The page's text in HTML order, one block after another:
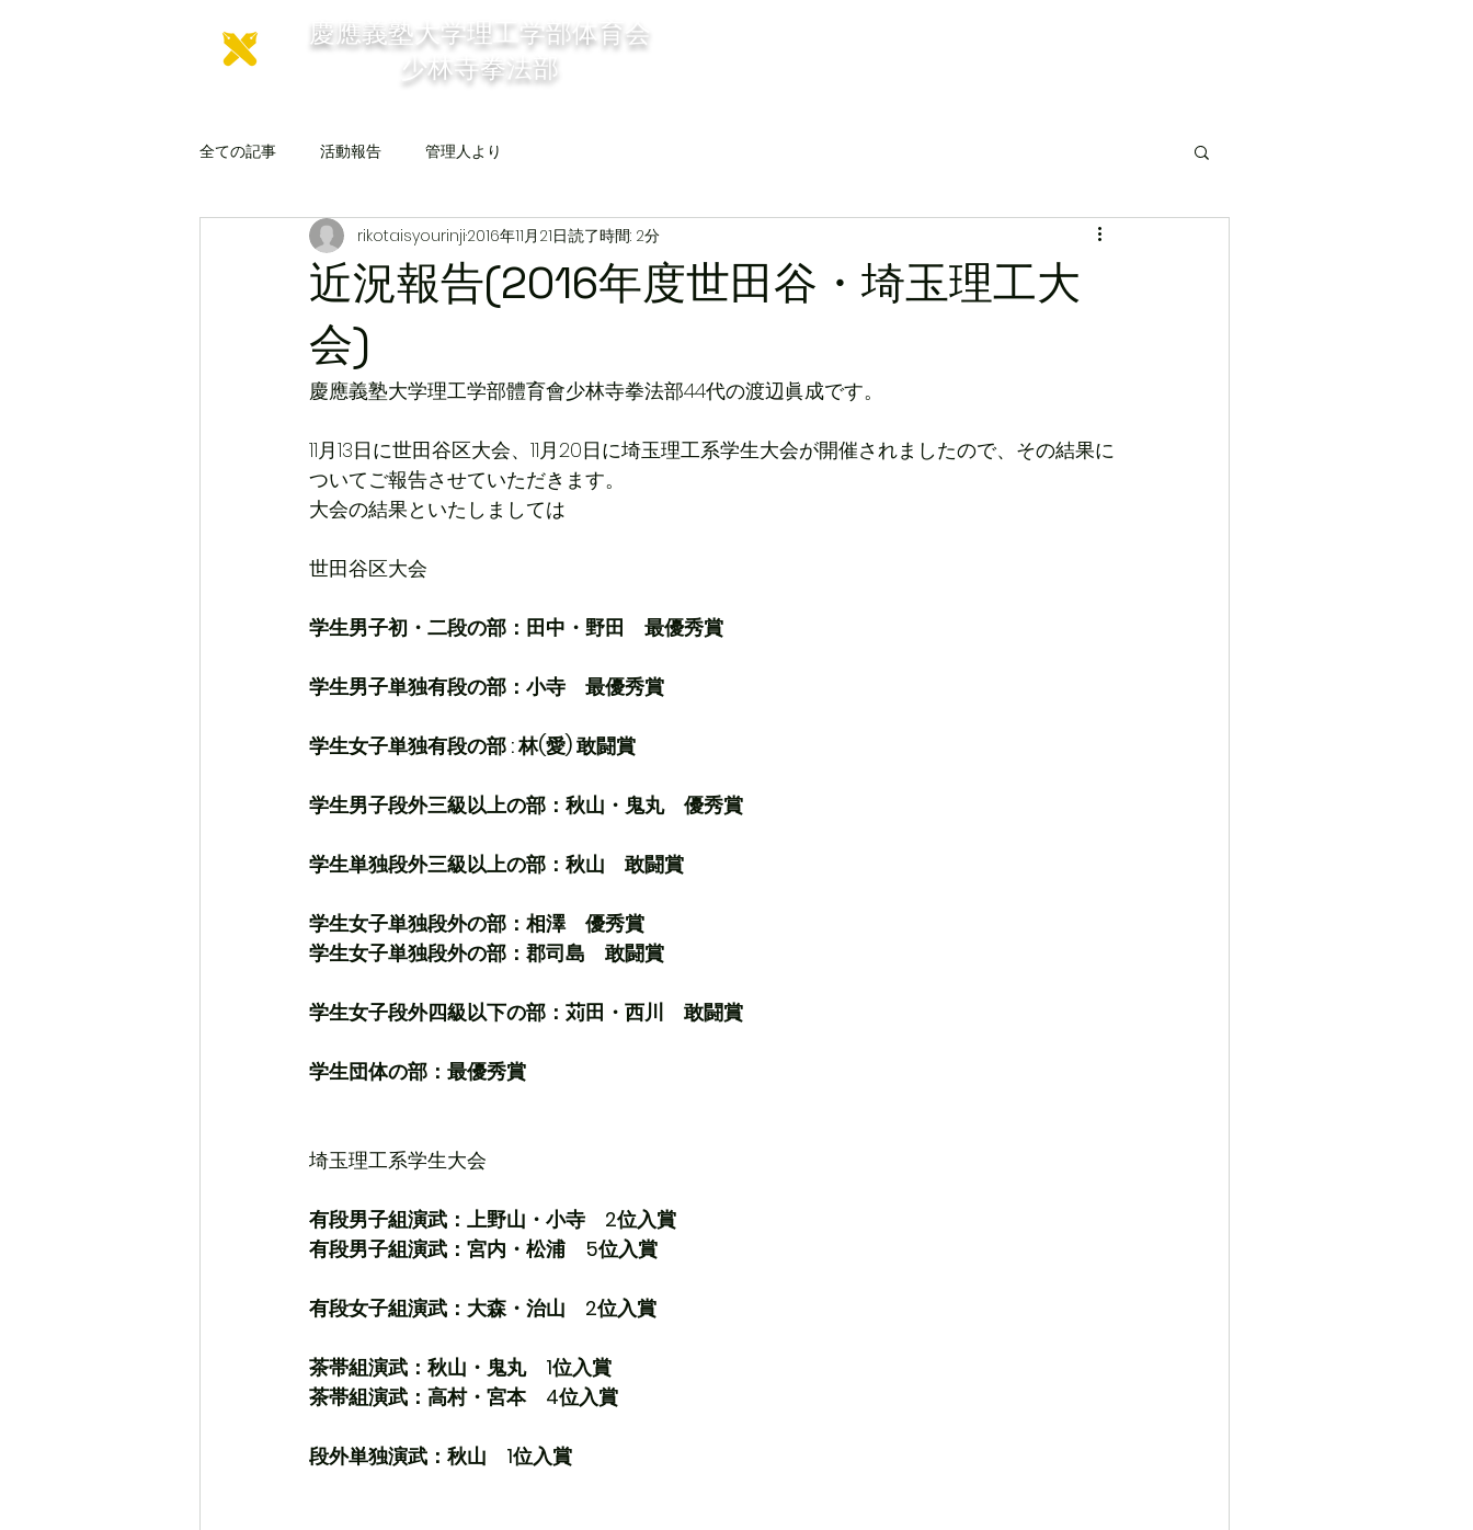
慶應義塾大学理工学部体育会
少林寺拳法部
全ての記事 活動報告 管理人より
近況報告(2016年度世田谷・埼玉理工大
会)
rikotaisyourinji2016年11月21日読了時間: 2分
慶應義塾大学理工学部體育會少林寺拳法部44代の渡辺眞成です。
11月13日に世田谷区大会、11月20日に埼玉理工系学生大会が開催されましたので、その結果に
ついてご報告させていただきます。
大会の結果といたしましては
世田谷区大会
学生男子初・二段の部：田中・野田　最優秀賞
学生男子単独有段の部：小寺　最優秀賞
学生女子単独有段の部 : 林(愛) 敢闘賞
学生男子段外三級以上の部：秋山・鬼丸　優秀賞
学生単独段外三級以上の部：秋山　敢闘賞
学生女子単独段外の部：相澤　優秀賞
学生女子単独段外の部：郡司島　敢闘賞
学生女子段外四級以下の部：苅田・西川　敢闘賞
学生団体の部：最優秀賞
埼玉理工系学生大会
有段男子組演武：上野山・小寺　2位入賞
有段男子組演武：宮内・松浦　5位入賞
有段女子組演武：大森・治山　2位入賞
茶帯組演武：秋山・鬼丸　1位入賞
茶帯組演武：高村・宮本　4位入賞
段外単独演武：秋山　1位入賞